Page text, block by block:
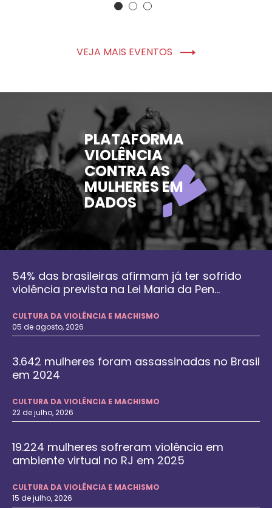
VEJA MAIS EVENTOS
PLATAFORMA
VIOLÊNCIA
CONTRA AS
MULHERES EM
DADOS
54% das brasileiras afirmam já ter sofrido
violência prevista na Lei Maria da Pen...
CULTURA DA VIOLÊNCIA E MACHISMO
05 de agosto, 2026
3.642 mulheres foram assassinadas no Brasil
em 2024
CULTURA DA VIOLÊNCIA E MACHISMO
22 de julho, 2026
19.224 mulheres sofreram violência em
ambiente virtual no RJ em 2025
CULTURA DA VIOLÊNCIA E MACHISMO
15 de julho, 2026